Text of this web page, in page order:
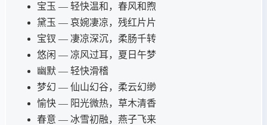
宝玉 — 轻快温和，春风和煦
黛玉 — 哀婉凄凉，残红片片
宝钗 — 凄凉深沉，柔肠千转
悠闲 — 凉风过耳，夏日午梦
幽默 — 轻快滑稽
梦幻 — 仙山幻谷，柔云幻缈
愉快 — 阳光微热，草木清香
春意 — 冰雪初融，燕子飞来